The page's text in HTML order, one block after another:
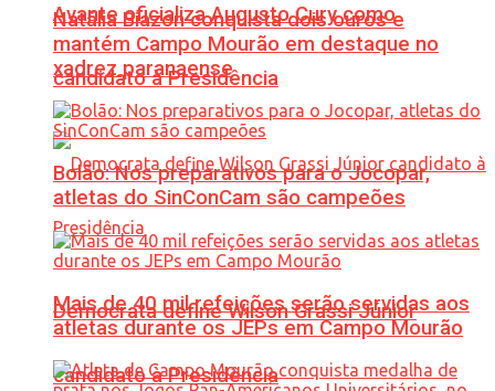
Avante oficializa Augusto Cury como
candidato à Presidência
Democrata define Wilson Grassi Júnior
candidato à Presidência
Natália Biazon conquista dois ouros e
mantém Campo Mourão em destaque no
xadrez paranaense
Bolão: Nos preparativos para o Jocopar,
atletas do SinConCam são campeões
Mais de 40 mil refeições serão servidas aos
atletas durante os JEPs em Campo Mourão